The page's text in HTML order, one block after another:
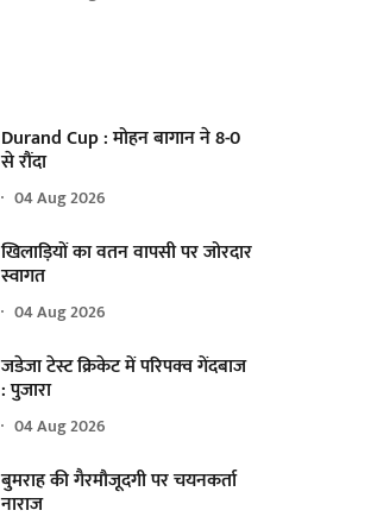
Durand Cup : मोहन बागान ने 8-0
से रौंदा
04 Aug 2026
खिलाड़ियों का वतन वापसी पर जोरदार
स्वागत
04 Aug 2026
जडेजा टेस्ट क्रिकेट में परिपक्व गेंदबाज
: पुजारा
04 Aug 2026
बुमराह की गैरमौजूदगी पर चयनकर्ता
नाराज